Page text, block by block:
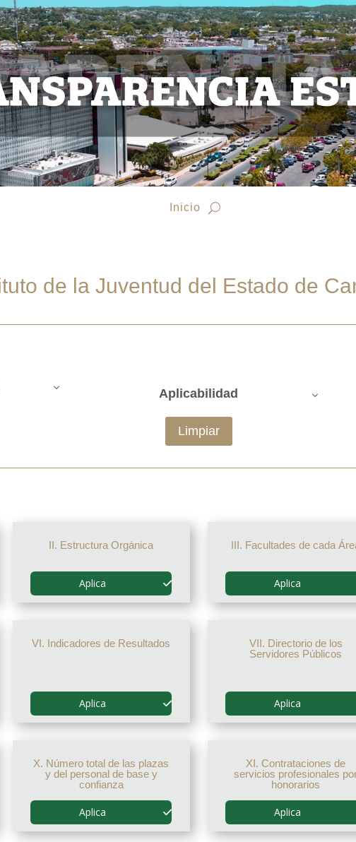
Inicio
de la Juventud del Estado de
Aplicabilidad
Limpiar
II. Estructura Orgánica
Aplica
III. Facultades de cada
Aplica
VI. Indicadores de Resultados
Aplica
VII. Directorio de los
Servidores Públicos
Aplica
X. Número total de las plazas
y del personal de base y
confianza
Aplica
XI. Contrataciones de
servicios profesionales
honorarios
Aplica